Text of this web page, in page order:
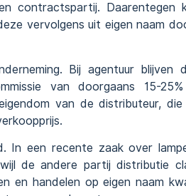
contractspartij. Daarentegen
vervolgens uit eigen naam
Bij agentuur blijven
van doorgaans 15-
van de distributeur, die
In een recente zaak over
de andere partij distributie
en handelen op eigen naam